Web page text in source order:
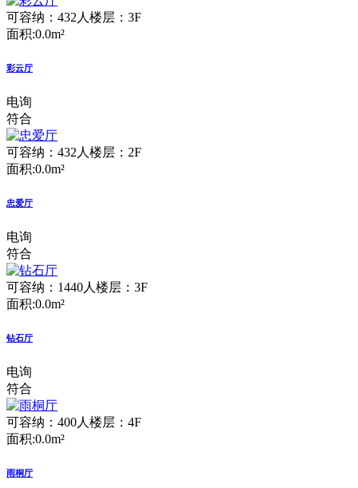
可容纳：432人 楼层：3F
面积:0.0m²
彩云厅
电询
符合
可容纳：432人 楼层：2F
面积:0.0m²
忠爱厅
电询
符合
可容纳：1440人 楼层：3F
面积:0.0m²
钻石厅
电询
符合
可容纳：400人 楼层：4F
面积:0.0m²
雨桐厅